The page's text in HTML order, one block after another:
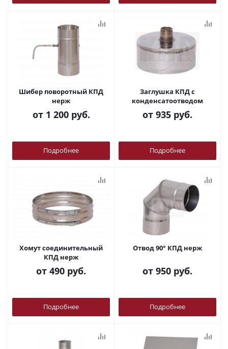
Шибер поворотный КПД
нерж
от 1 200 руб.
Подробнее
Заглушка КПД с
конденсатоотводом
от 935 руб.
Подробнее
Хомут соединительный
КПД нерж
от 490 руб.
Подробнее
Отвод 90° КПД нерж
от 950 руб.
Подробнее